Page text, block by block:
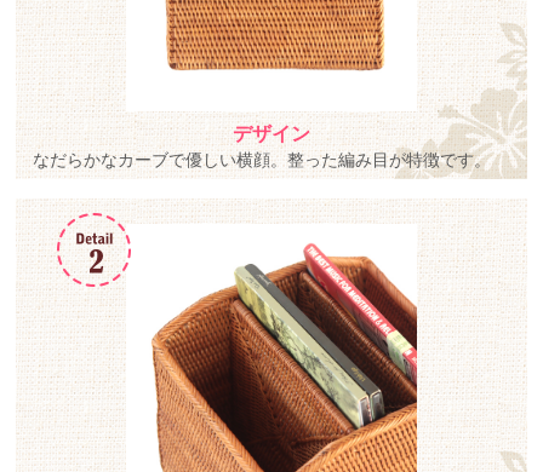
デザイン
なだらかなカーブで優しい横顔。整った編み目が特徴です。